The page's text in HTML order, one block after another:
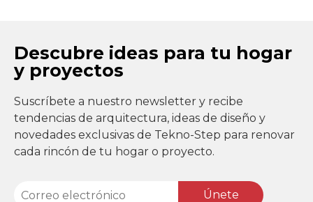
Descubre ideas para tu hogar
y proyectos
Suscríbete a nuestro newsletter y recibe
tendencias de arquitectura, ideas de diseño y
novedades exclusivas de Tekno-Step para renovar
cada rincón de tu hogar o proyecto.
Únete